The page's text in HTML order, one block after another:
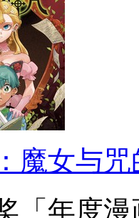
魔女与
「年度